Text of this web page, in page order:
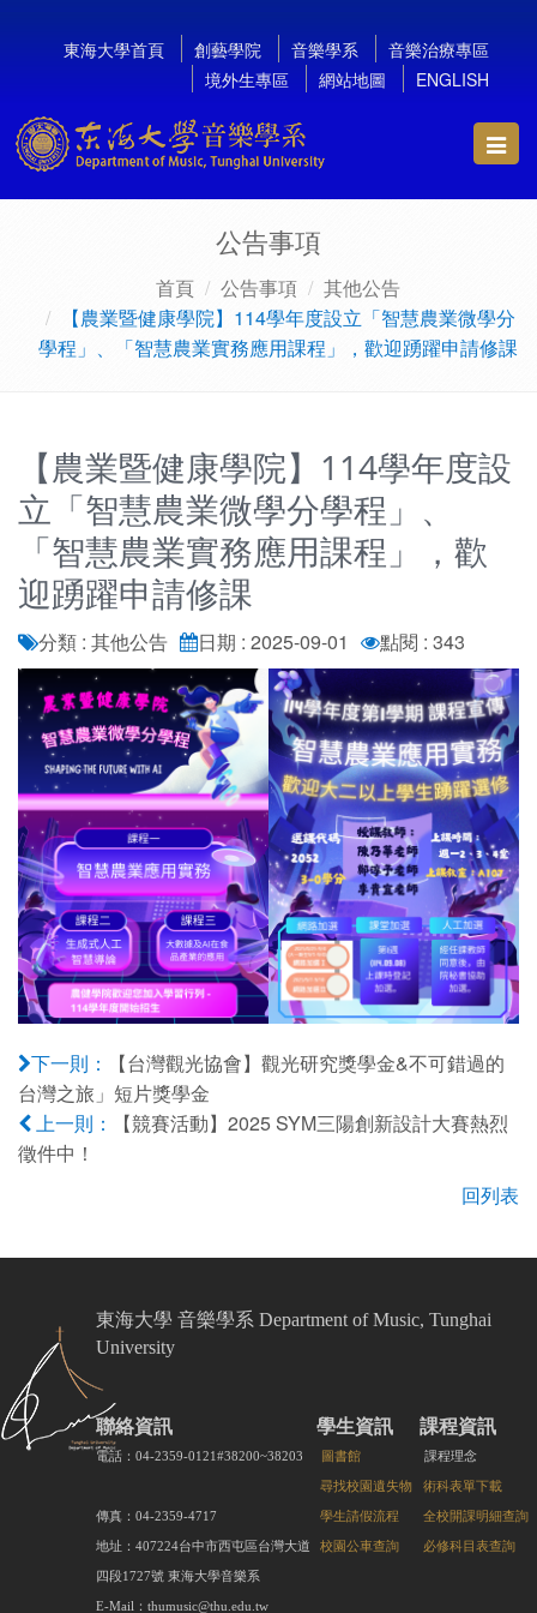
東海大學首頁 創藝學院 音樂學系
音樂治療專區
境外生專區
網站地圖 ENGLISH
公告事項
首頁 公告事項
其他公告
【農業暨健康學院】114學年度設立「智慧農業微學分
學程」、「智慧農業實務應用課程」，歡迎踴躍申請修課
【農業暨健康學院】114學年度設
立「智慧農業微學分學程」、
「智慧農業實務應用課程」，歡
迎踴躍申請修課
分類 : 其他公告 日期 : 2025-09-01 點閱 : 343
下一則：
【台灣觀光協會】觀光研究獎學金&不可錯過的
台灣之旅」短片獎學金
上一則：
【競賽活動】2025 SYM三陽創新設計大賽熱烈
徵件中！
回列表
東海大學 音樂學系 Department of Music, Tunghai
University
聯絡資訊
電話：04-2359-0121#38200~38203
傳真：04-2359-4717
地址：407224台中市西屯區台灣大道
四段1727號 東海大學音樂系
E-Mail：thumusic@thu.edu.tw
學生資訊
圖書館
尋找校園遺失物
學生請假流程
校園公車查詢
課程資訊
課程理念
術科表單下載
全校開課明細查詢
必修科目表查詢